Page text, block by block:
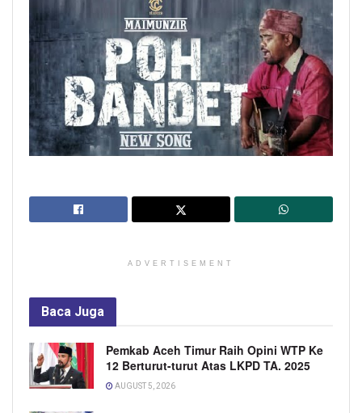
ADVERTISEMENT
Baca Juga
Pemkab Aceh Timur Raih Opini WTP Ke
12 Berturut-turut Atas LKPD TA. 2025
AUGUST 5, 2026